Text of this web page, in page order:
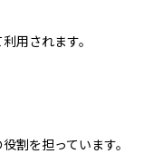
用されます。
割を担っています。